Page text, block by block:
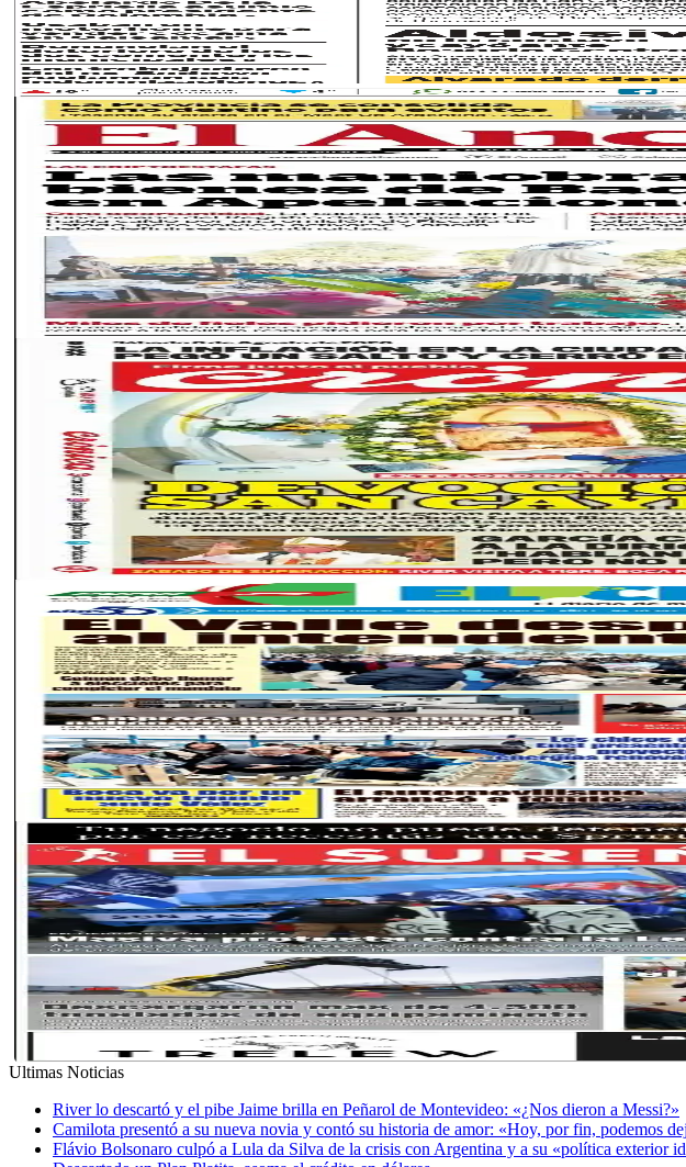
Ultimas Noticias
River lo descartó y el pibe Jaime brilla en Peñarol de Montevideo: «¿Nos dieron a Messi?»
Camilota presentó a su nueva novia y contó su historia de amor: «Hoy, por fin, podemos
Flávio Bolsonaro culpó a Lula da Silva de la crisis con Argentina y a su «política exterior